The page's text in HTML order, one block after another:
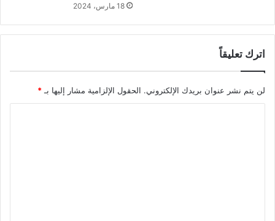
18 مارس، 2024
اترك تعليقاً
لن يتم نشر عنوان بريدك الإلكتروني. الحقول الإلزامية مشار إليها بـ *